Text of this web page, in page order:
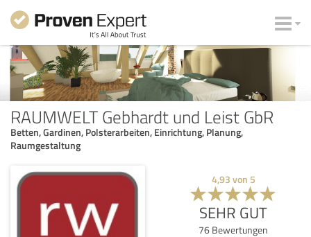
RAUMWELT Gebhardt und Leist GbR
Betten, Gardinen, Polsterarbeiten, Einrichtung, Planung,
Raumgestaltung
4,93 von 5
SEHR GUT
76 Bewertungen